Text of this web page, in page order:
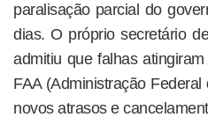
paralisação parcial do
dias. O próprio secretário
admitiu que falhas
FAA (Administração
novos atrasos e